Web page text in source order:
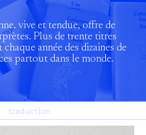
vive et tendue, offre de
Plus de trente titres
année des dizaines de
partout dans le monde.
traduction